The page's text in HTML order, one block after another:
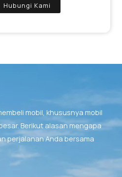
Hubungi Kami
mobil, khususnya mobil
Berikut alasan mengapa
perjalanan Anda bersama